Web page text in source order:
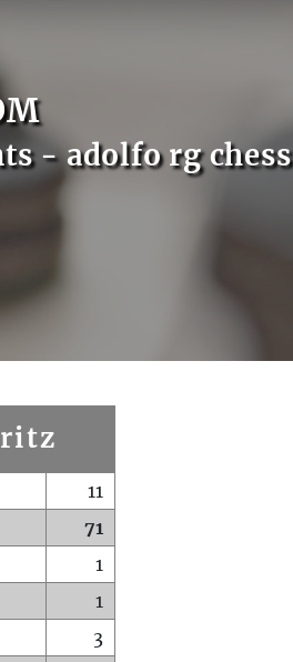
- adolfo rg chess
11
71
1
1
3